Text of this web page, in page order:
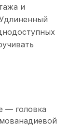
и
— головка